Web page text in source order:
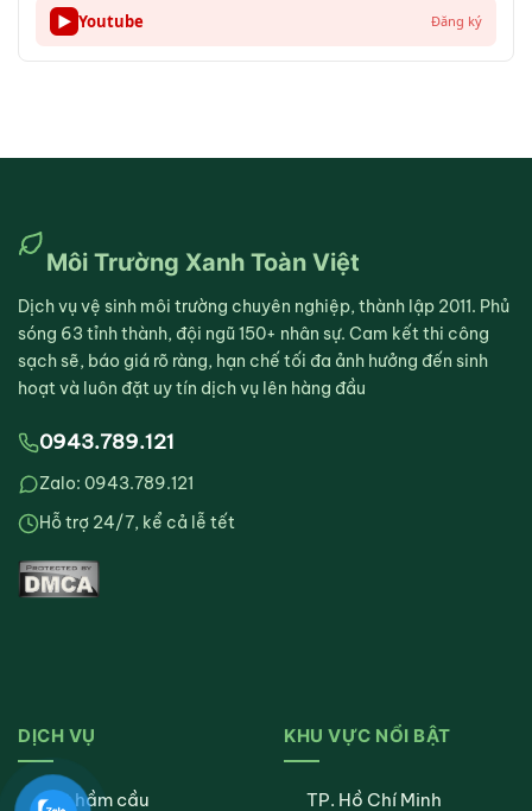
▶ Youtube Đăng ký
Môi Trường Xanh Toàn Việt
Dịch vụ vệ sinh môi trường chuyên nghiệp, thành lập 2011. Phủ
sóng 63 tỉnh thành, đội ngũ 150+ nhân sự. Cam kết thi công
sạch sẽ, báo giá rõ ràng, hạn chế tối đa ảnh hưởng đến sinh
hoạt và luôn đặt uy tín dịch vụ lên hàng đầu
0943.789.121
Zalo: 0943.789.121
Hỗ trợ 24/7, kể cả lễ tết
DỊCH VỤ
Hút hầm cầu
KHU VỰC NỔI BẬT
TP. Hồ Chí Minh